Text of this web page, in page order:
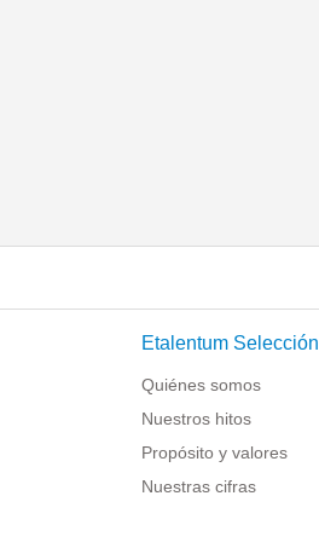
Etalentum Selección
Quiénes somos
Nuestros hitos
Propósito y valores
Nuestras cifras